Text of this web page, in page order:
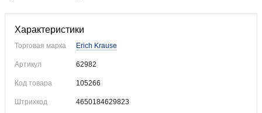
Характеристики
Торговая марка Erich Krause
Артикул 62982
Код товара 105266
Штрихкод 4650184629823